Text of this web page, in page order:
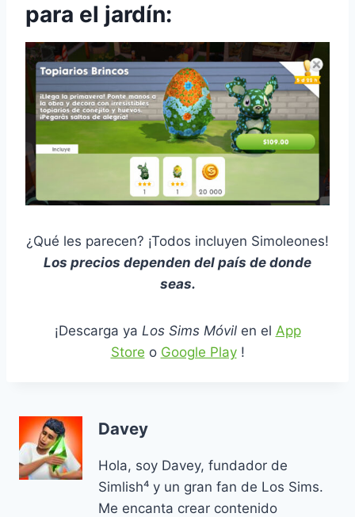
para el jardín:
¿Qué les parecen? ¡Todos incluyen Simoleones!
Los precios dependen del país de donde
seas.
¡Descarga ya Los Sims Móvilen el App
Store o Google Play!
Davey
Hola, soy Davey, fundador de
Simlish⁴ y un gran fan de Los Sims.
Me encanta crear contenido